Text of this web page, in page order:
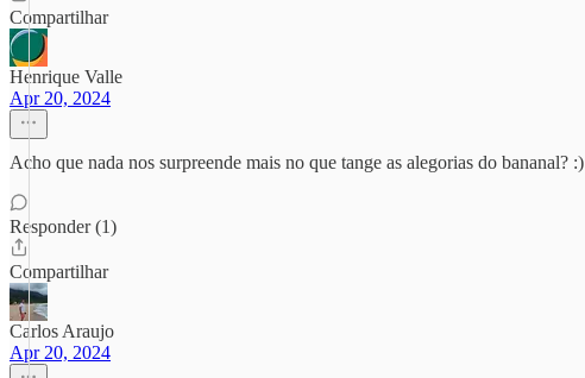
Compartilhar
Henrique Valle
Apr 20, 2024
Acho que nada nos surpreende mais no que tange as alegorias do bananal? :)
Responder (1)
Compartilhar
Carlos Araujo
Apr 20, 2024